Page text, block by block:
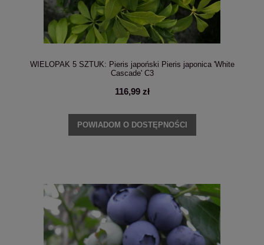
WIELOPAK 5 SZTUK: Pieris japoński Pieris japonica 'White
Cascade' C3
116,99 zł
POWIADOM O DOSTĘPNOŚCI